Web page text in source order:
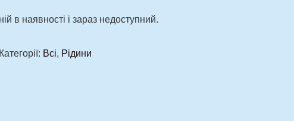
в наявності і зараз недоступний.
Категорії: Всі, Рідини